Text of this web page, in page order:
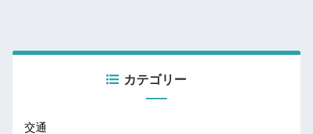
カテゴリー
交通